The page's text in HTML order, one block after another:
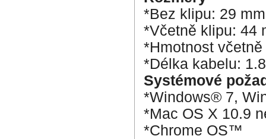
*Bez klipu: 29
*Včetně klipu: 44
*Hmotnost
*Délka kabelu:
Systémové
*Windows® 7,
*Mac OS X 10.9
*Chrome OS™